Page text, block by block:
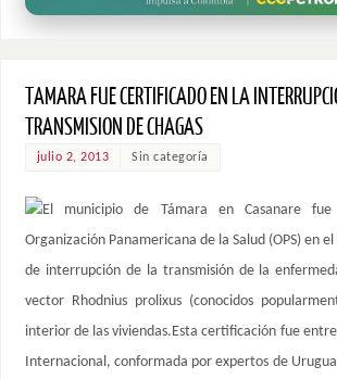
TAMARA FUE CERTIFICADO EN LA
TRANSMISION DE CHAGAS
julio 2, 2013 Sin categoría
El municipio de Támara en Casanare
Organización Panamericana de la Salud (OPS) en
de interrupción de la transmisión de la
vector Rhodnius prolixus (conocidos
interior de las viviendas.Esta certificación fue
Internacional, conformada por expertos de